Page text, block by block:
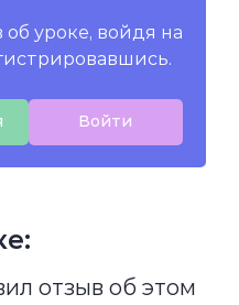
уроке, войдя на
Войти
отзыв об этом